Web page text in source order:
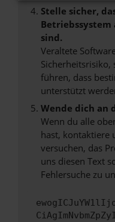
Stelle sicher,
Betriebssystem
sind.
Veraltete
Sicherheitsrisiko,
führen, dass
unterstützt
Wende dich an
Wenn du alle
hast, kontaktiere
versuchen, das
uns diesen Text
Fehlersuche zu